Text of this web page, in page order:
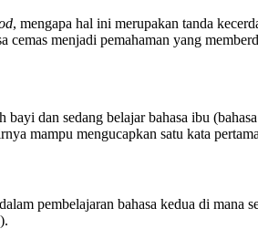
, mengapa hal ini merupakan tanda
menjadi pemahaman yang
dan sedang belajar bahasa ibu
mampu mengucapkan satu kata
pembelajaran bahasa kedua di